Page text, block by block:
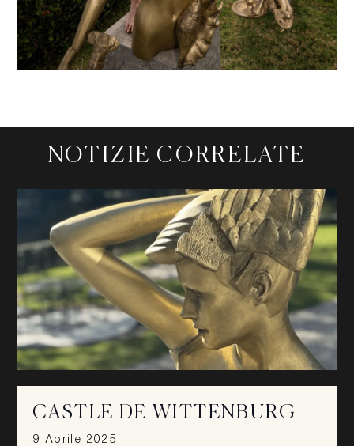
NOTIZIE CORRELATE
CASTLE DE WITTENBURG
9 Aprile 2025